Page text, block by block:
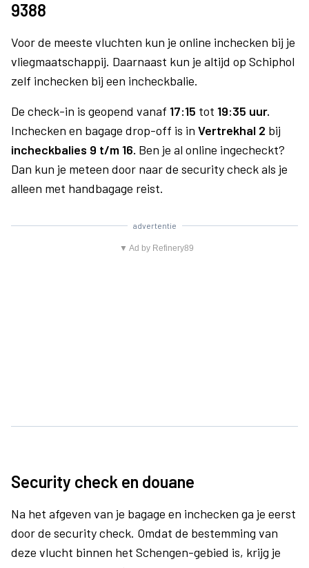
9388
Voor de meeste vluchten kun je online inchecken bij je
vliegmaatschappij. Daarnaast kun je altijd op Schiphol
zelf inchecken bij een incheckbalie.
De check-in is geopend vanaf 17:15 tot 19:35 uur.
Inchecken en bagage drop-off is in Vertrekhal 2 bij
incheckbalies 9 t/m 16. Ben je al online ingecheckt?
Dan kun je meteen door naar de security check als je
alleen met handbagage reist.
advertentie
▼ Ad by Refinery89
Security check en douane
Na het afgeven van je bagage en inchecken ga je eerst
door de security check. Omdat de bestemming van
deze vlucht binnen het Schengen-gebied is, krijg je